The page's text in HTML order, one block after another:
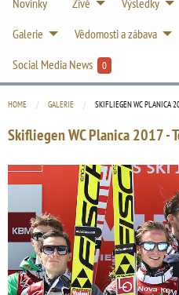
Novinky Živě Výsledky
Galerie
Vědomosti a zábava
Social Media News
0
HOME GALERIE CURRENT:
SKIFLIEGEN WC PLANICA
Skifliegen WC Planica 2017 -